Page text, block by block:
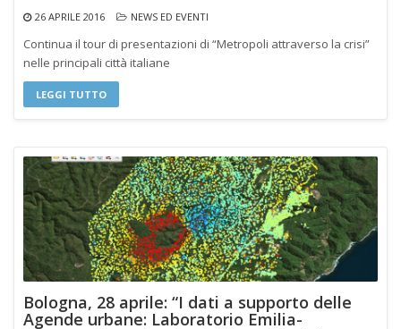
26 APRILE 2016 NEWS ED EVENTI
Continua il tour di presentazioni di “Metropoli attraverso la crisi”
nelle principali città italiane
LEGGI TUTTO
Bologna, 28 aprile: “I dati a supporto delle
Agende urbane: Laboratorio Emilia-